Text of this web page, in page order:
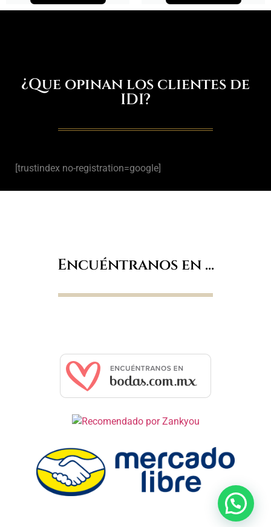
¿Que opinan los clientes de
IDI?
[trustindex no-registration=google]
Encuéntranos en ...